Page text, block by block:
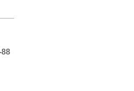
88